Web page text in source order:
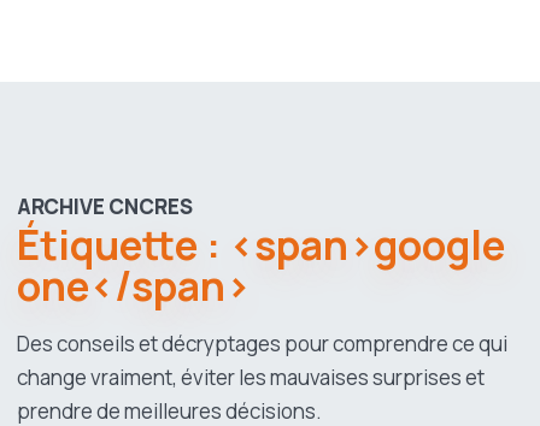
ARCHIVE CNCRES
Étiquette : <span>google
one</span>
Des conseils et décryptages pour comprendre ce qui
change vraiment, éviter les mauvaises surprises et
prendre de meilleures décisions.